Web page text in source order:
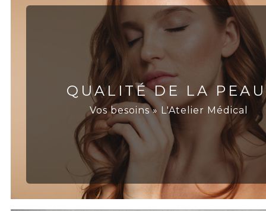
QUALITÉ DE LA PEAU
Vos besoins » L'Atelier Médical